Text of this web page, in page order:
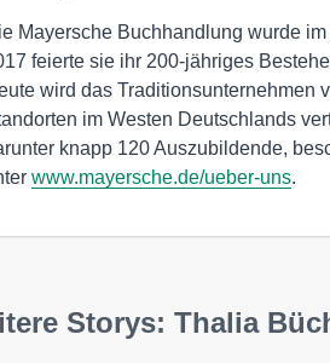
Mayersche Buchhandlung wurde
feierte sie ihr 200-jähriges
wird das Traditionsunternehmen
im Westen Deutschlands
knapp 120 Auszubildende,
www.mayersche.de/ueber-uns.
Storys: Thalia